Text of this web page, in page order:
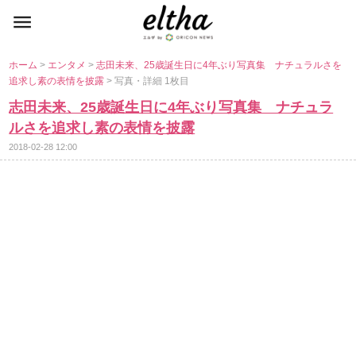
ホーム> エンタメ>志田未来、25歳誕生日に4年ぶり写真集 ナチュラルさを
追求し素の表情を披露> 写真・詳細 1枚目
志田未来、25歳誕生日に4年ぶり写真集 ナチュラ
ルさを追求し素の表情を披露
2018-02-28 12:00